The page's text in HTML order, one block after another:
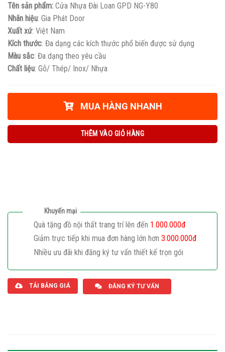
Tên sản phẩm: Cửa Nhựa Đài Loan GPD NG-Y80
Nhãn hiệu: Gia Phát Door
Xuất xứ: Việt Nam
Kích thước: Đa dạng các kích thước phổ biến được sử dụng
Màu sắc: Đa dạng theo yêu cầu
Chất liệu: Gỗ/ Thép/ Inox/ Nhựa
MUA HÀNG NHANH
THÊM VÀO GIỎ HÀNG
Khuyến mại
Quà tặng đồ nội thất trang trí lên đến 1.000.000đ
Giảm trực tiếp khi mua đơn hàng lớn hơn 3.000.000đ
Nhiều ưu đãi khi đăng ký tư vấn thiết kế trọn gói
TẢI BẢNG GIÁ ĐĂNG KÝ TƯ VẤN